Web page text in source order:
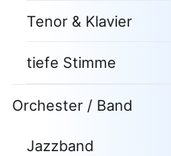
Tenor & Klavier
tiefe Stimme
Orchester / Band
Jazzband